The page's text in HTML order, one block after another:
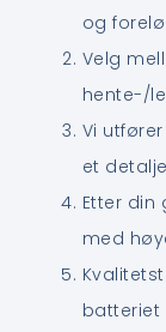
og
Velg
hente-/
Vi
et
Etter din
med
batteriet